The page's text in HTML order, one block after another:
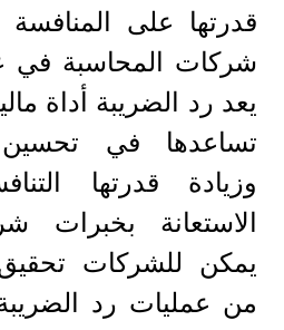
قدرتها على
شركات المحاسبة في
يعد رد الضريبة أداة
تساعدها في تحسين
وزيادة قدرتها
الاستعانة بخبرات
يمكن للشركات
من عمليات رد